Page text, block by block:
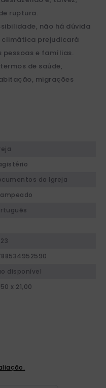
ruptura.
não há dúvida
prejudicará
pessoas e famílias.
de saúde,
migrações
da Igreja
disponível
x 21,00